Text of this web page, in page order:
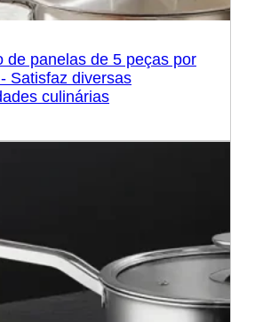
de panelas de 5 peças por
Satisfaz diversas
culinárias